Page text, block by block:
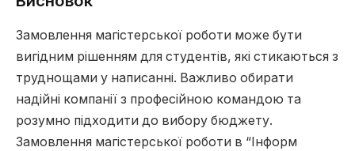
Замовлення магістерської роботи може бути
вигідним рішенням для студентів, які стикаються з
труднощами у написанні. Важливо обирати
надійні компанії з професійною командою та
розумно підходити до вибору бюджету.
Замовлення магістерської роботи в “Інформ